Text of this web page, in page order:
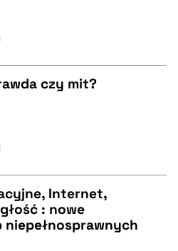
czy mit?
Internet,
: nowe
niepełnosprawnych